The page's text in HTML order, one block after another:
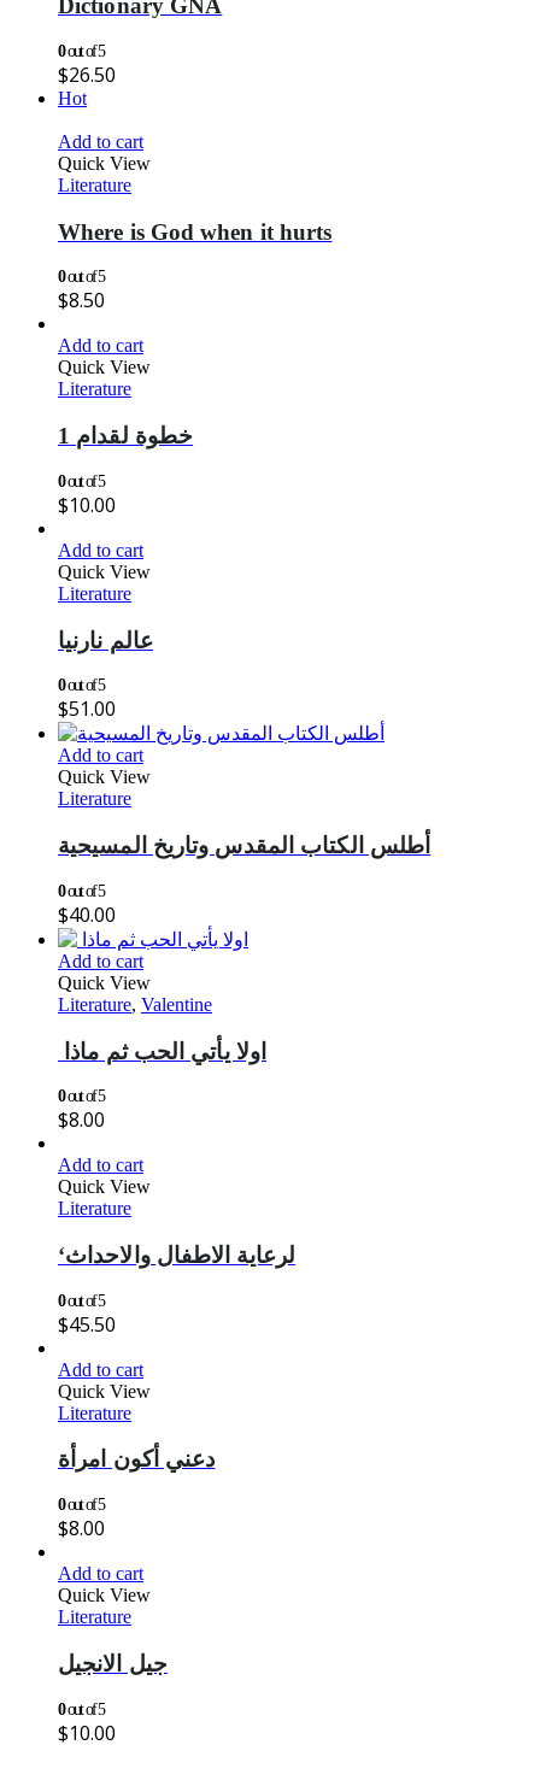
Dictionary GNA
0out of 5
$26.50
Hot
Add to cart
Quick View
Literature
Where is God when it hurts
0out of 5
$8.50
Add to cart
Quick View
Literature
خطوة لقدام 1
0out of 5
$10.00
Add to cart
Quick View
Literature
عالم نارنيا
0out of 5
$51.00
Add to cart
Quick View
Literature
أطلس الكتاب المقدس وتاريخ المسيحية
0out of 5
$40.00
Add to cart
Quick View
Literature, Valentine
اولا يأتي الحب ثم ماذا
0out of 5
$8.00
Add to cart
Quick View
Literature
‘لرعاية الاطفال والاحداث
0out of 5
$45.50
Add to cart
Quick View
Literature
دعني أكون امرأة
0out of 5
$8.00
Add to cart
Quick View
Literature
جيل الانجيل
0out of 5
$10.00